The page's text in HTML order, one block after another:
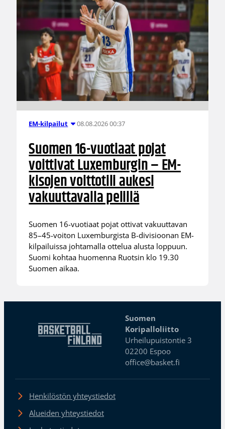
EM-kilpailut 08.08.2026 00:37
Suomen 16-vuotiaat pojat
voittivat Luxemburgin – EM-
kisojen voittotili aukesi
vakuuttavalla pelillä
Suomen 16-vuotiaat pojat ottivat vakuuttavan
85–45-voiton Luxemburgista B-divisioonan EM-
kilpailuissa johtamalla ottelua alusta loppuun.
Suomi kohtaa huomenna Ruotsin klo 19.30
Suomen aikaa.
Suomen
Koripalloliitto
Urheilupuistontie 3
02200 Espoo
office@basket.fi
Henkilöstön yhteystiedot
Alueiden yhteystiedot